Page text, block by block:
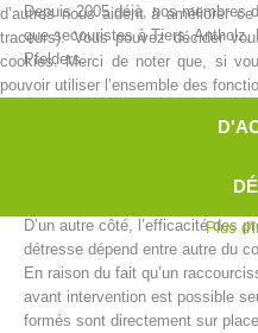
Depuis 2005 déjà, nos membres
que secouristes à Tiers, Antholz,
Pfelders.
qu’en ville avant l’arrivée des
encore en cas de mauvaises
D’un autre côté, l’efficacité des
détresse dépend entre autre du
En raison du fait qu’un
avant intervention est possible
formés sont directement sur
d’autres nous aident à améliorer
traceurs). Vous pouvez décider
cookies. Merci de noter que, si
pouvoir utiliser l’ensemble des
Plus